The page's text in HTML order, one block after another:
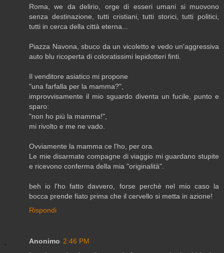
Roma, we da delirio, orge di esseri umani si muovono
senza destinazione, tutti cristiani, tutti storici, tutti politici,
tutti in cerca della città eterna...
Piazza Navona, sbuco da un vicoletto e vedo un'aggressiva
auto blu ricoperta di coloratissimi lepidotteri finti.
Il venditore asiatico mi propone
"una farfalla per la mamma?",
improvvisamente il mio sguardo diventa un fucile, punto e
sparo:
"non ho più la mamma!",
mi rivolto e me ne vado.
Ovviamente la mamma ce l'ho, per ora.
Le mie disarmate compagne di viaggio mi guardano stupite
e ricevono conferma della mia "originalità".
beh io l'ho fatto davvero, forse perchè nel mio caso la
bocca prende fiato prima che il cervello si metta in azione!
Rispondi
Anonimo 2:46 PM